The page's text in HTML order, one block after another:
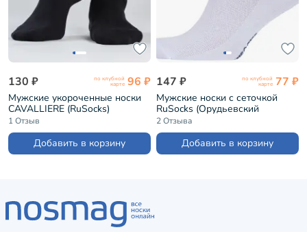
130 ₽ по клубной
карте 96 ₽
Мужские укороченные носки
CAVALLIERE (RuSocks)
ЧЕРНЫЕ (С-333)
1 Отзыв
Добавить в корзину
147 ₽ по клубной
карте 77 ₽
Мужские носки с сеточкой
RuSocks (Орудьевский
трикотаж) БЕЛО-СИНИЕ
(М-2211)
2 Отзыва
Добавить в корзину